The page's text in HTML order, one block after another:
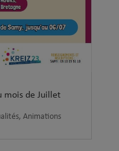
mois de Juillet
, Animations